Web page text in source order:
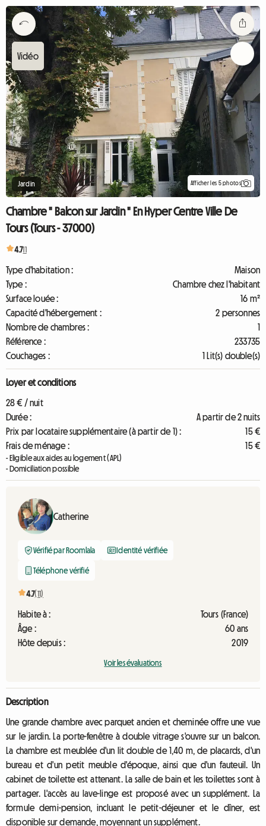
Jardin Afficher les 5 photos
Chambre " Balcon sur Jardin " En Hyper Centre Ville De
Tours (Tours - 37000)
4.711
Type d'habitation :
Maison
Type :
Chambre chez l'habitant
Surface louée :
16 m²
Capacité d'hébergement :
2 personnes
Nombre de chambres :
1
Référence :
233735
Couchages :
1 Lit(s) double(s)
Loyer et conditions
28 € / nuit
Durée :
A partir de 2 nuits
Prix par locataire supplémentaire (à partir de 1) :
15 €
Frais de ménage :
15 €
- Eligible aux aides au logement (APL)
- Domiciliation possible
Catherine
Vérifié par Roomlala Identité vérifiée
Téléphone vérifié
4.7(11)
Habite à :
Tours (France)
Âge :
60 ans
Hôte depuis :
2019
Voir les évaluations
Description
Une grande chambre avec parquet ancien et cheminée offre une vue
sur le jardin. La porte-fenêtre à double vitrage s'ouvre sur un balcon.
La chambre est meublée d'un lit double de 1,40 m, de placards, d'un
bureau et d'un petit meuble d'époque, ainsi que d'un fauteuil. Un
cabinet de toilette est attenant. La salle de bain et les toilettes sont à
partager. L'accès au lave-linge est proposé avec un supplément. La
formule demi-pension, incluant le petit-déjeuner et le dîner, est
disponible sur demande, moyennant un supplément.